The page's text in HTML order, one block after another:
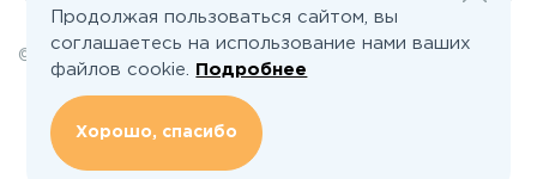
© 2026 Все права защищены | poselkino.ru
ИП Маслов Дмитрий Валерьевич
ИНН 503406273833
+79647266008
142613, Московская область, Орехово-Зуево, ул. Северная, д.14, кв.145
Продолжая пользоваться сайтом, вы
соглашаетесь на использование нами ваших
файлов cookie.
Подробнее
Хорошо, спасибо